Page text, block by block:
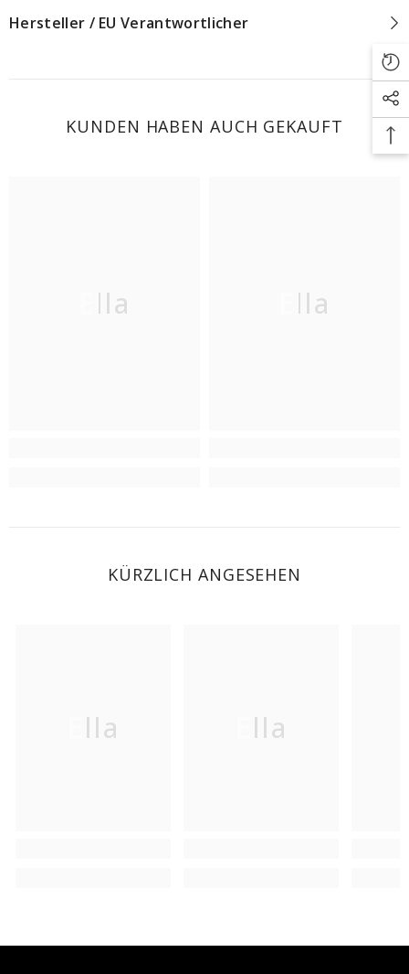
Hersteller / EU Verantwortlicher
KUNDEN HABEN AUCH GEKAUFT
Ella Ella
KÜRZLICH ANGESEHEN
Ella Ella